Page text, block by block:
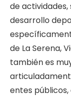
de
desarrollo
de La Serena,
también es
entes